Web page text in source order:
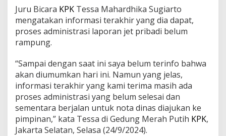
Juru Bicara KPK Tessa Mahardhika Sugiarto
mengatakan informasi terakhir yang dia dapat,
proses administrasi laporan jet pribadi belum
rampung.
“Sampai dengan saat ini saya belum terinfo bahwa
akan diumumkan hari ini. Namun yang jelas,
informasi terakhir yang kami terima masih ada
proses administrasi yang belum selesai dan
sementara berjalan untuk nota dinas diajukan ke
pimpinan,” kata Tessa di Gedung Merah Putih KPK,
Jakarta Selatan, Selasa (24/9/2024).